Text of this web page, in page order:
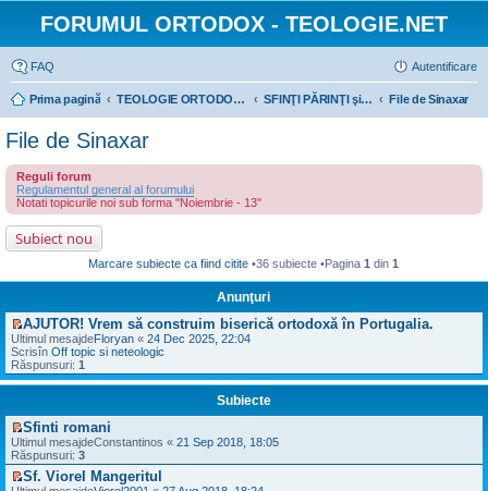
FORUMUL ORTODOX - TEOLOGIE.NET
FAQ Autentificare
Prima pagină TEOLOGIE ORTODOXĂ SFINŢI PĂRINŢI şi ISTORIE BISERICEASCĂ File de Sinaxar
File de Sinaxar
Reguli forum
Regulamentul general al forumului
Notati topicurile noi sub forma "Noiembrie - 13"
Subiect nou
Marcare subiecte ca fiind citite •36 subiecte •Pagina1 din1
Anunţuri
V
e
z
i
u
t
i
m
u
l
m
AJUTOR! Vrem să construim biserică ortodoxă în Portugalia.
Ultimul mesajdeFloryan « 24 Dec 2025, 22:04
Scrisîn Off topic si neteologic
Răspunsuri: 1
Subiecte
V
e
z
i
Sfinti romani
Ultimul mesajdeConstantinos « 21 Sep 2018, 18:05
Răspunsuri: 3
V
Sf. Viorel Mangeritul